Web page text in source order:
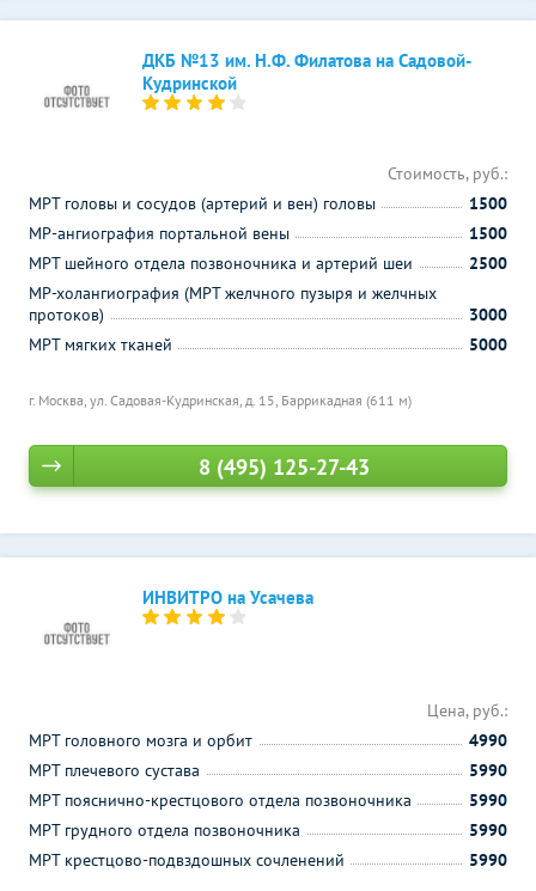
ДКБ №13 им. Н.Ф. Филатова на Садовой-
Кудринской
г. Москва, ул. Садовая-Кудринская, д. 15, Баррикадная (611 м)
Стоимость, руб.:
МРТ головы и сосудов (артерий и вен) головы
1500
МР-ангиография портальной вены
1500
МРТ шейного отдела позвоночника и артерий шеи
2500
МР-холангиография (МРТ желчного пузыря и желчных
протоков)
3000
МРТ мягких тканей
5000
8 (495) 125-27-43
ИНВИТРО на Усачева
Цена, руб.:
МРТ головного мозга и орбит
4990
МРТ плечевого сустава
5990
МРТ пояснично-крестцового отдела позвоночника
5990
МРТ грудного отдела позвоночника
5990
МРТ крестцово-подвздошных сочленений
5990